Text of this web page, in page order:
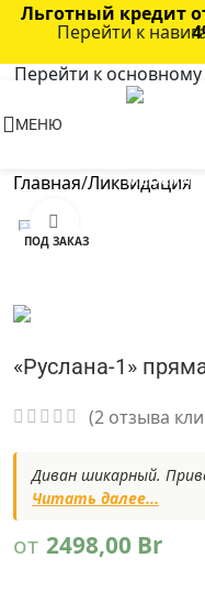
Перейти к
Перейти к основному
Льготный кредит
МЕНЮ
Главная/Ликвидация
ПОД ЗАКАЗ
«Руслана-1»
(2 отзыва
Диван шикарный.
Читать далее...
от 2498,00 Br